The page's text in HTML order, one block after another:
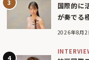
国際的に
が奏でる
2026年8月2